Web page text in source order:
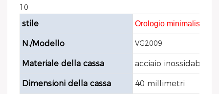
stile Orologio minimalista da
N./Modello VG2009
Materiale della cassa acciaio inossidabile
Dimensioni della cassa 40 millimetri